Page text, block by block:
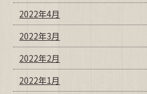
2022年4月
2022年3月
2022年2月
2022年1月